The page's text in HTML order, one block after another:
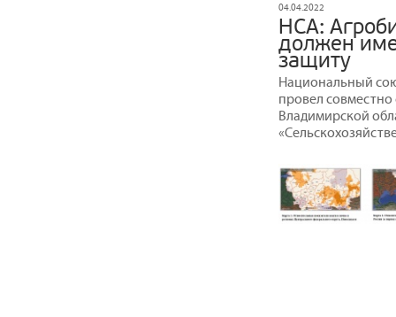
04.04.2022
НСА:
должен
защиту
Национальный
провел совместно
Владимирской